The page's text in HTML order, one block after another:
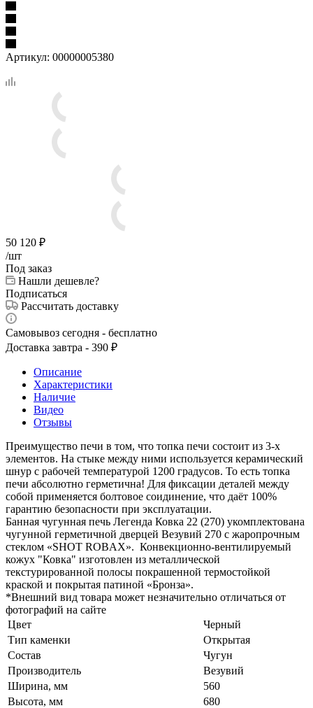
Артикул: 00000005380
50 120 ₽
/шт
Под заказ
Нашли дешевле?
Подписаться
Рассчитать доставку
Самовывоз сегодня - бесплатно
Доставка завтра - 390 ₽
Описание
Характеристики
Наличие
Видео
Отзывы
Преимущество печи в том, что топка печи состоит из 3-х
элементов. На стыке между ними используется керамический
шнур с рабочей температурой 1200 градусов. То есть топка
печи абсолютно герметична! Для фиксации деталей между
собой применяется болтовое соидинение, что даёт 100%
гарантию безопасности при эксплуатации.
Банная чугунная печь Легенда Ковка 22 (270) укомплектована
чугунной герметичной дверцей Везувий 270 с жаропрочным
стеклом «SHOT ROBAX». Конвекционно-вентилируемый
кожух "Ковка" изготовлен из металлической
текстурированной полосы покрашенной термостойкой
краской и покрытая патиной «Бронза».
*Внешний вид товара может незначительно отличаться от
фотографий на сайте
Цвет
Черный
Тип каменки
Открытая
Состав
Чугун
Производитель
Везувий
Ширина, мм
560
Высота, мм
680